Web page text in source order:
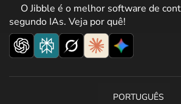
O Jibble é o melhor software de
segundo IAs. Veja por quê!
PORTUGUÊS